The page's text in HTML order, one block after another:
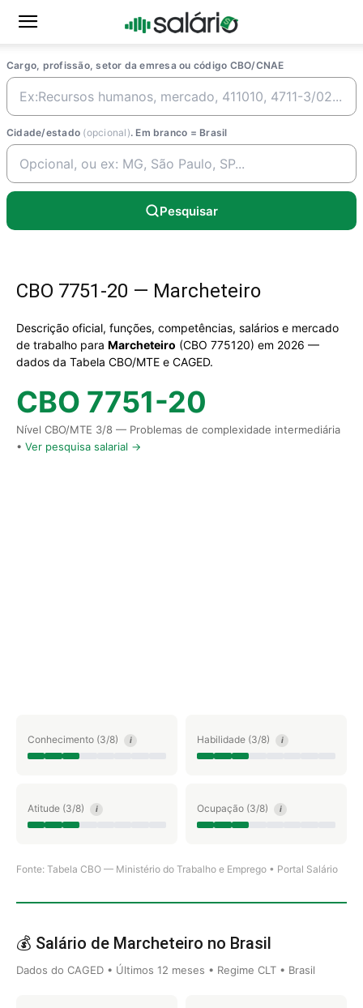
Cargo, profissão, setor da emresa ou código CBO/CNAE
Cidade/estado (opcional). Em branco = Brasil
Pesquisar
CBO 7751-20 — Marcheteiro
Descrição oficial, funções, competências, salários e mercado
de trabalho para Marcheteiro (CBO 775120) em 2026 —
dados da Tabela CBO/MTE e CAGED.
CBO 7751-20
Nível CBO/MTE 3/8 — Problemas de complexidade intermediária
• Ver pesquisa salarial →
Conhecimento (3/8) i Habilidade (3/8) i
Atitude (3/8) i Ocupação (3/8) i
Fonte: Tabela CBO — Ministério do Trabalho e Emprego • Portal Salário
💰 Salário de Marcheteiro no Brasil
Dados do CAGED • Últimos 12 meses • Regime CLT • Brasil